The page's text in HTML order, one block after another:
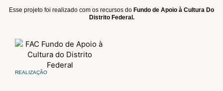
Esse projeto foi realizado com os recursos do Fundo de Apoio à Cultura Do
Distrito Federal.
REALIZAÇÃO